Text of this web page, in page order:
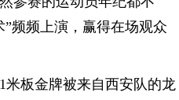
频频上演，赢得在场观众
米板金牌被来自西安队的龙